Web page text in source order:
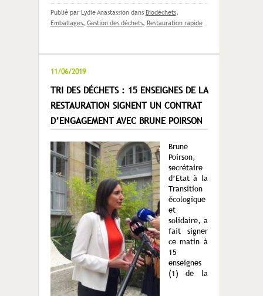
Publié par Lydie Anastassion dans Biodéchets,
Emballages, Gestion des déchets, Restauration rapide
11/06/2019
TRI DES DÉCHETS : 15 ENSEIGNES DE LA
RESTAURATION SIGNENT UN CONTRAT
D’ENGAGEMENT AVEC BRUNE POIRSON
Brune
Poirson,
secrétaire
d’Etat à la
Transition
écologique
et
solidaire, a
fait signer
ce matin à
15
enseignes
(1) de la